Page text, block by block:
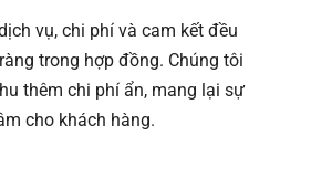
vụ, chi phí và cam kết đều
trong hợp đồng. Chúng tôi
thêm chi phí ẩn, mang lại sự
cho khách hàng.